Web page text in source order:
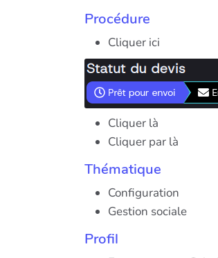
Procédure
Cliquer ici
Cliquer là
Cliquer par là
Thématique
Configuration
Gestion sociale
Profil